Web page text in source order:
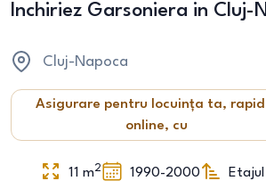
Inchiriez Garsoniera in Cluj-
Cluj-Napoca
Asigurare pentru locuința ta, rapid
online, cu
11 m2 1990-2000